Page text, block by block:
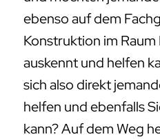
ebenso auf dem
Konstruktion im
auskennt und helfen
sich also direkt
helfen und ebenfalls
kann? Auf dem Weg